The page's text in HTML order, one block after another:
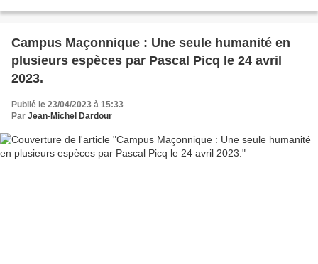
Campus Maçonnique : Une seule humanité en
plusieurs espèces par Pascal Picq le 24 avril
2023.
Publié le 23/04/2023 à 15:33
Par Jean-Michel Dardour